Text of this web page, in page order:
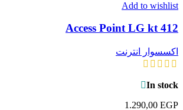
Add to wishlist
Access Point LG kt 412
اكسسوار انترنت
In stock
1.290,00 EGP